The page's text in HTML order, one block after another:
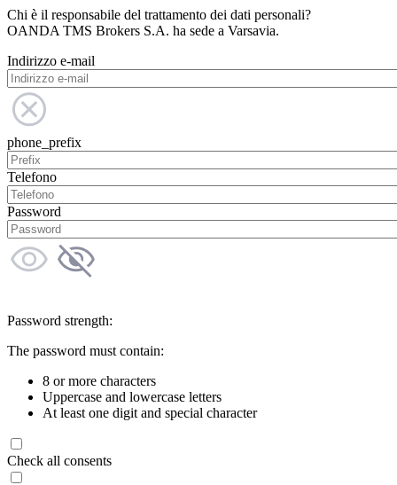
Chi è il responsabile del trattamento dei dati personali?
OANDA TMS Brokers S.A. ha sede a Varsavia.
Indirizzo e-mail
phone_prefix
Telefono
Password
Password strength:
The password must contain:
8 or more characters
Uppercase and lowercase letters
At least one digit and special character
Check all consents